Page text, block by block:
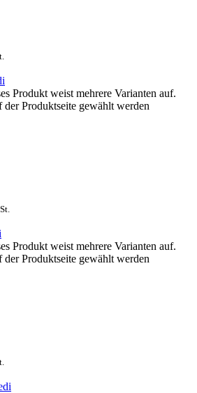
Produkt weist mehrere Varianten auf.
Produktseite gewählt werden
Produkt weist mehrere Varianten auf.
Produktseite gewählt werden